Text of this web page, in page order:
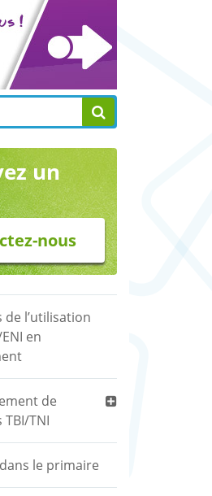
un
nous
de l’utilisation
en
de
TNI
le primaire